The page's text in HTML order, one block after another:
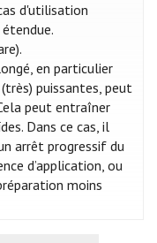
d'utilisation
en particulier
puissantes, peut
peut entraîner
Dans ce cas, il
arrêt progressif du
d’application, ou
moins